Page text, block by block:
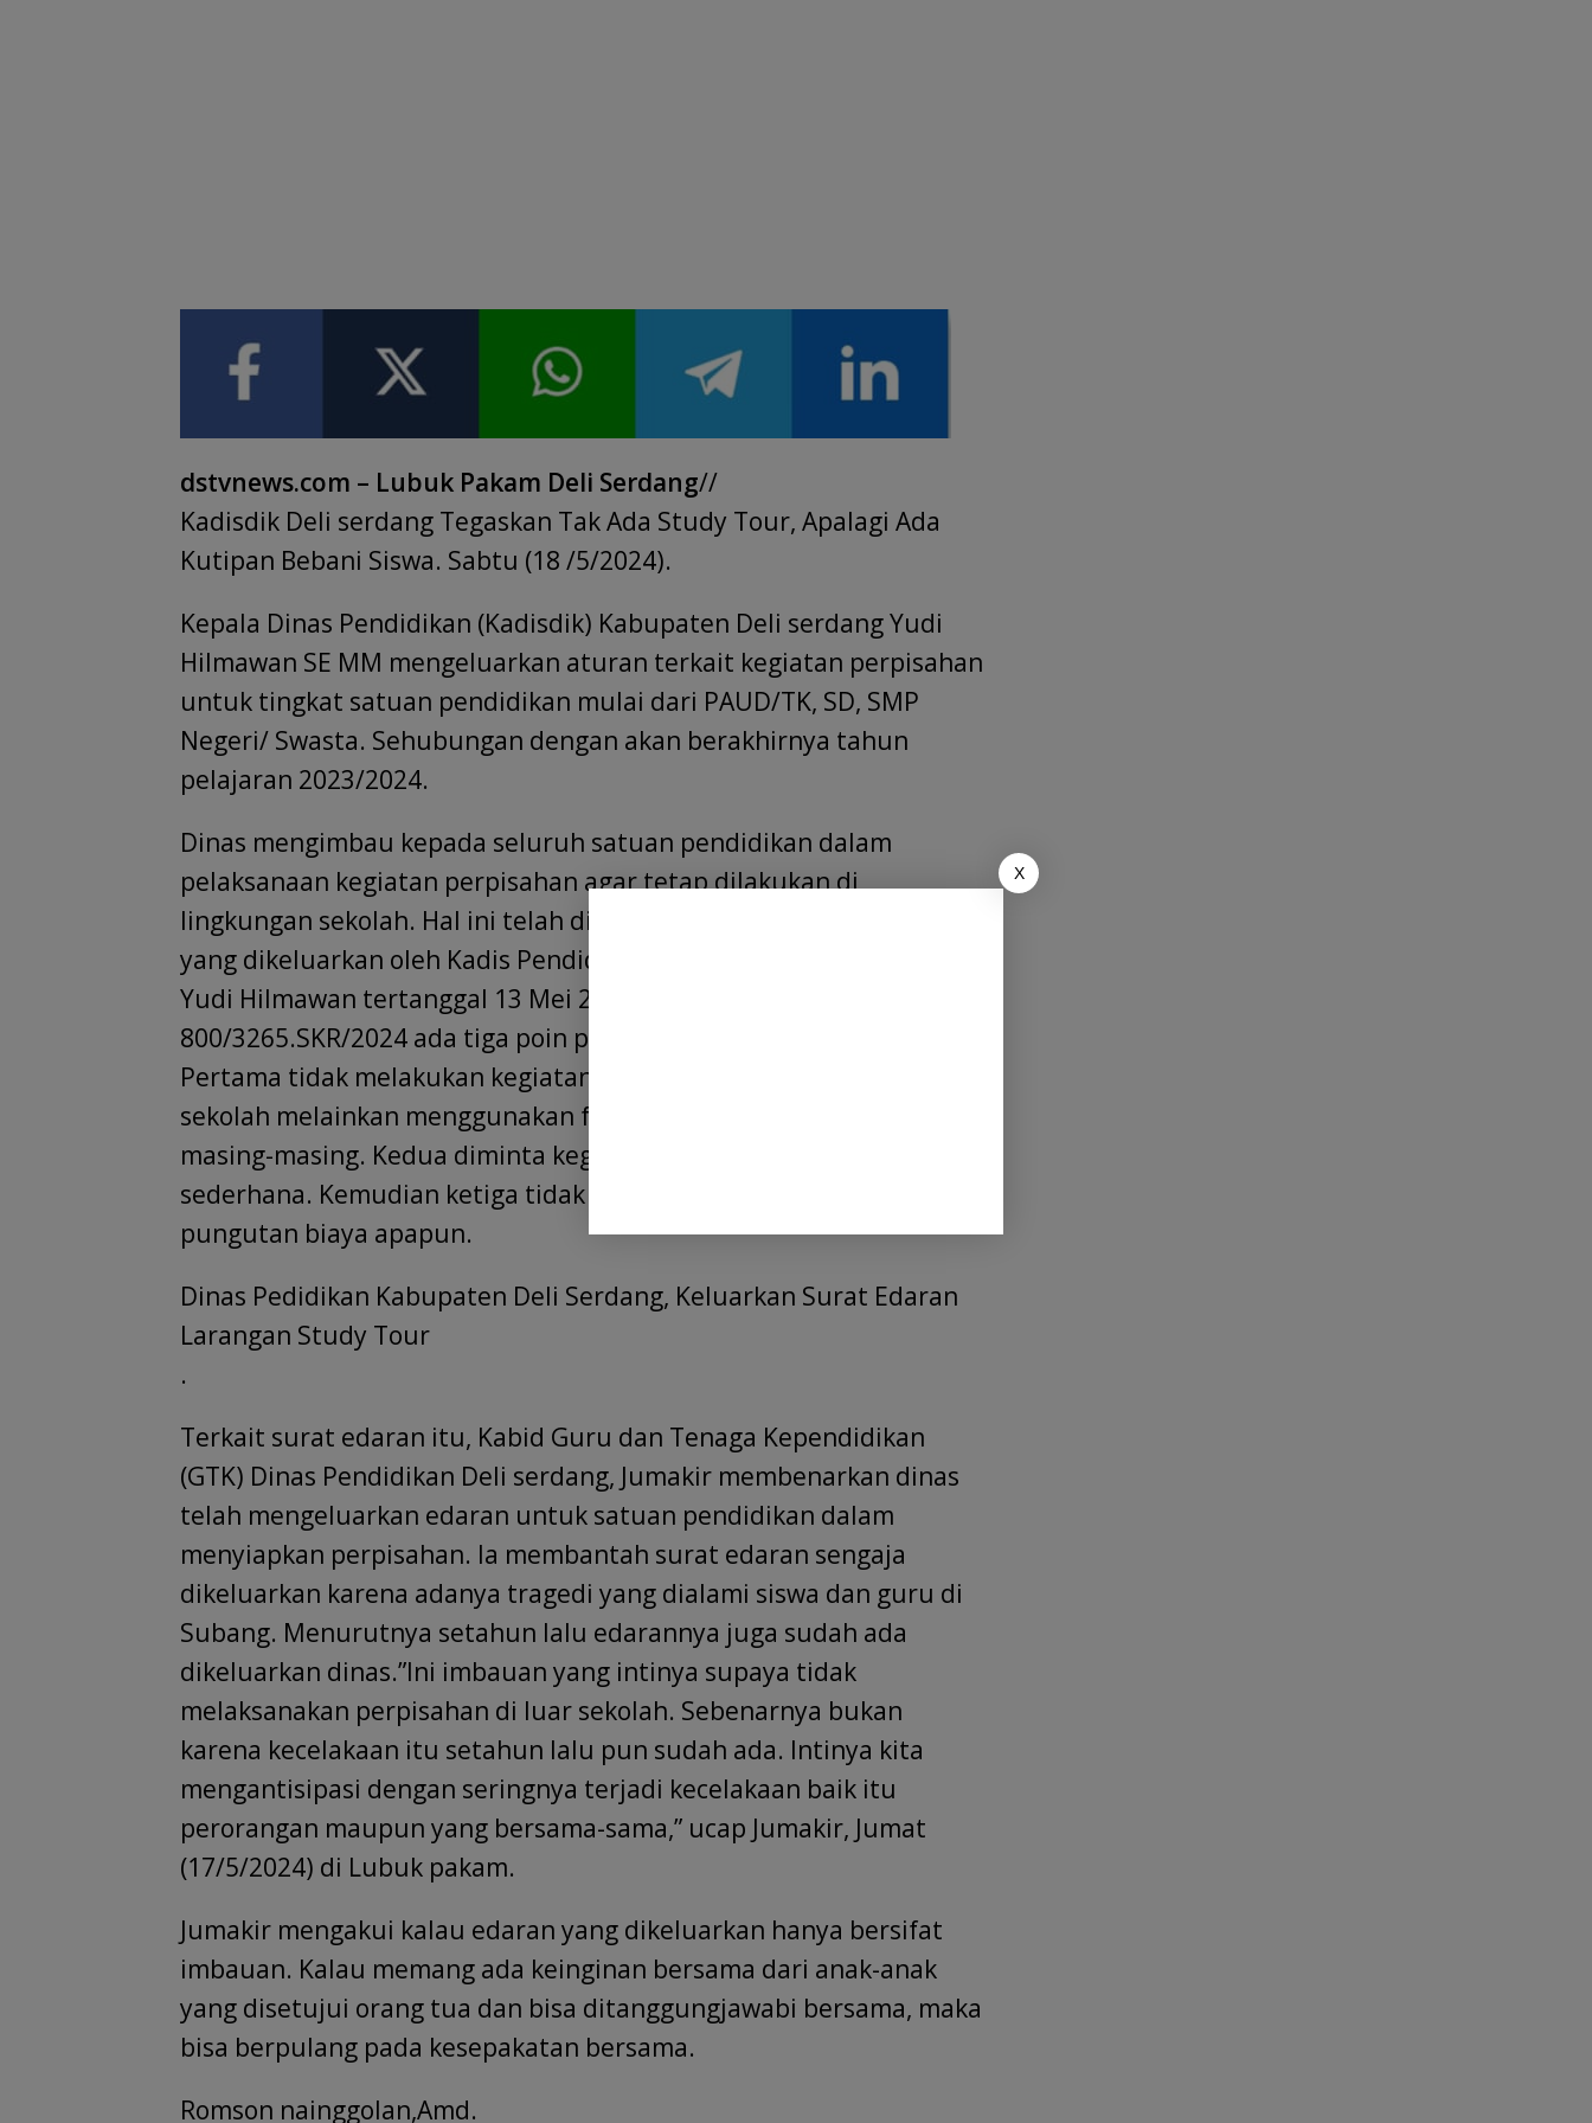
dstvnews.com – Lubuk Pakam Deli Serdang//
Kadisdik Deli serdang Tegaskan Tak Ada Study Tour, Apalagi Ada
Kutipan Bebani Siswa. Sabtu (18 /5/2024).
Kepala Dinas Pendidikan (Kadisdik) Kabupaten Deli serdang Yudi
Hilmawan SE MM mengeluarkan aturan terkait kegiatan perpisahan
untuk tingkat satuan pendidikan mulai dari PAUD/TK, SD, SMP
Negeri/ Swasta. Sehubungan dengan akan berakhirnya tahun
pelajaran 2023/2024.
Dinas mengimbau kepada seluruh satuan pendidikan dalam
pelaksanaan kegiatan perpisahan agar tetap dilakukan di
lingkungan sekolah. Hal ini telah dituangkan dalam surat edaran
yang dikeluarkan oleh Kadis Pendidikan Kabupaten Deliserdang,
Yudi Hilmawan tertanggal 13 Mei 2024.Dari surat edaran nomor
800/3265.SKR/2024 ada tiga poin penting yang dicantumkan.
Pertama tidak melakukan kegiatan perpisahan di luar lingkungan
sekolah melainkan menggunakan fasilitas yang ada pada sekolah
masing-masing. Kedua diminta kegiatan dilakukan secara
sederhana. Kemudian ketiga tidak membebani siswa dengan
pungutan biaya apapun.
Dinas Pedidikan Kabupaten Deli Serdang, Keluarkan Surat Edaran
Larangan Study Tour
.
Terkait surat edaran itu, Kabid Guru dan Tenaga Kependidikan
(GTK) Dinas Pendidikan Deli serdang, Jumakir membenarkan dinas
telah mengeluarkan edaran untuk satuan pendidikan dalam
menyiapkan perpisahan. Ia membantah surat edaran sengaja
dikeluarkan karena adanya tragedi yang dialami siswa dan guru di
Subang. Menurutnya setahun lalu edarannya juga sudah ada
dikeluarkan dinas.”Ini imbauan yang intinya supaya tidak
melaksanakan perpisahan di luar sekolah. Sebenarnya bukan
karena kecelakaan itu setahun lalu pun sudah ada. Intinya kita
mengantisipasi dengan seringnya terjadi kecelakaan baik itu
perorangan maupun yang bersama-sama,” ucap Jumakir, Jumat
(17/5/2024) di Lubuk pakam.
Jumakir mengakui kalau edaran yang dikeluarkan hanya bersifat
imbauan. Kalau memang ada keinginan bersama dari anak-anak
yang disetujui orang tua dan bisa ditanggungjawabi bersama, maka
bisa berpulang pada kesepakatan bersama.
Romson nainggolan,Amd.
X